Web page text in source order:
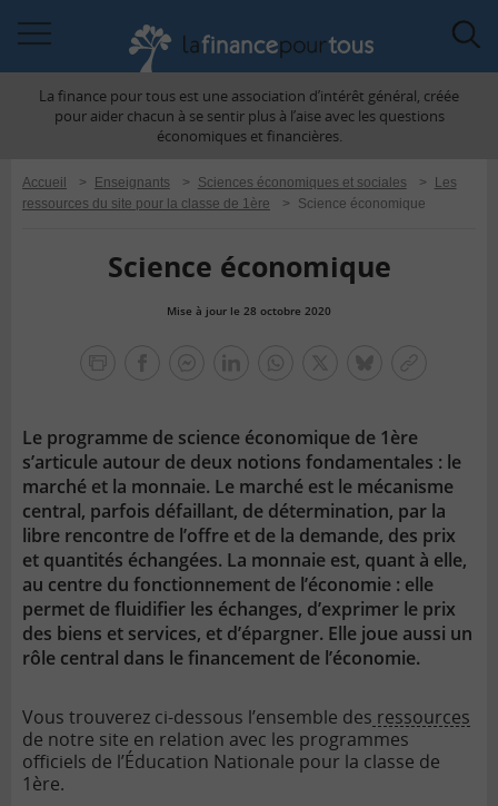
àLa finance pour tous est une association d’intérêt général, créée
pour aider chacun à se sentir plus à l’aise avec les questions
économiques et financières.
Accueil > Enseignants > Sciences économiques et sociales >
Les
ressources du site pour la classe de 1ère
> Science économique
Science économique
Mise à jour le 28 octobre 2020
Le programme de science économique de 1ère
s’articule autour de deux notions fondamentales : le
marché et la monnaie. Le marché est le mécanisme
central, parfois défaillant, de détermination, par la
libre rencontre de l’offre et de la demande, des prix
et quantités échangées. La monnaie est, quant à elle,
au centre du fonctionnement de l’économie : elle
permet de fluidifier les échanges, d’exprimer le prix
des biens et services, et d’épargner. Elle joue aussi un
rôle central dans le financement de l’économie.
Vous trouverez ci-dessous l’ensemble des ressources
de notre site en relation avec les programmes
officiels de l’Éducation Nationale pour la classe de
1ère.